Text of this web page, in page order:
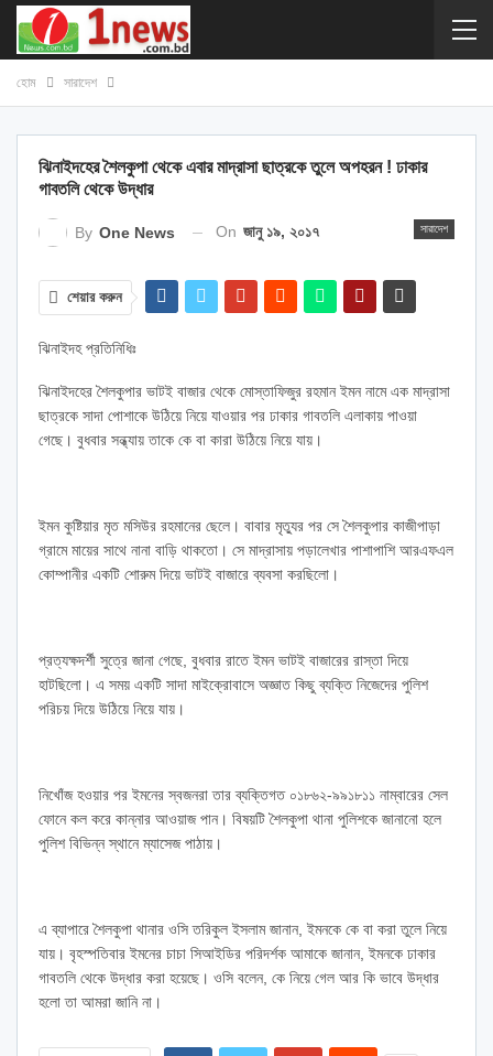
হোম সারাদেশ
ঝিনাইদহের শৈলকুপা থেকে এবার মাদ্রাসা ছাত্রকে তুলে অপহরন ! ঢাকার
গাবতলি থেকে উদ্ধার
সারাদেশ
By One News On জানু ১৯, ২০১৭
শেয়ার করুন
ঝিনাইদহ প্রতিনিধিঃ
ঝিনাইদহের শৈলকুপার ভাটই বাজার থেকে মোস্তাফিজুর রহমান ইমন নামে এক মাদ্রাসা
ছাত্রকে সাদা পোশাকে উঠিয়ে নিয়ে যাওয়ার পর ঢাকার গাবতলি এলাকায় পাওয়া
গেছে। বুধবার সন্ধ্যায় তাকে কে বা কারা উঠিয়ে নিয়ে যায়।
ইমন কুষ্টিয়ার মৃত মসিউর রহমানের ছেলে। বাবার মৃত্যুর পর সে শৈলকুপার কাজীপাড়া
গ্রামে মায়ের সাথে নানা বাড়ি থাকতো। সে মাদ্রাসায় পড়ালেখার পাশাপাশি আরএফএল
কোম্পানীর একটি শোরুম দিয়ে ভাটই বাজারে ব্যবসা করছিলো।
প্রত্যক্ষদর্শী সুত্রে জানা গেছে, বুধবার রাতে ইমন ভাটই বাজারের রাস্তা দিয়ে
হাটছিলো। এ সময় একটি সাদা মাইক্রোবাসে অজ্ঞাত কিছু ব্যক্তি নিজেদের পুলিশ
পরিচয় দিয়ে উঠিয়ে নিয়ে যায়।
নিখোঁজ হওয়ার পর ইমনের স্বজনরা তার ব্যক্তিগত ০১৮৬২-৯৯১৮১১ নাম্বারের সেল
ফোনে কল করে কান্নার আওয়াজ পান। বিষয়টি শৈলকুপা থানা পুলিশকে জানানো হলে
পুলিশ বিভিন্ন স্থানে ম্যাসেজ পাঠায়।
এ ব্যাপারে শৈলকুপা থানার ওসি তরিকুল ইসলাম জানান, ইমনকে কে বা করা তুলে নিয়ে
যায়। বৃহস্পতিবার ইমনের চাচা সিআইডির পরিদর্শক আমাকে জানান, ইমনকে ঢাকার
গাবতলি থেকে উদ্ধার করা হয়েছে। ওসি বলেন, কে নিয়ে গেল আর কি ভাবে উদ্ধার
হলো তা আমরা জানি না।